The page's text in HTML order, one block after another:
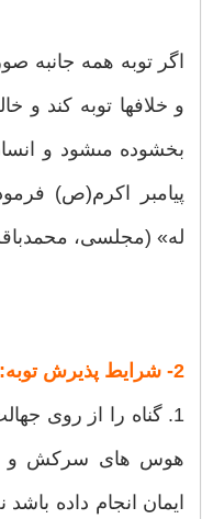
اگر توبه همه جانبه
و خلاف‏ها توبه کند و
بخشوده مى‏شود و
پیامبر اکرم(ص)
له» (مجلسى، محمدباقر،
2- شرایط پذیرش توبه:
1. گناه را از روی
هوس های سرکش و
ایمان انجام داده